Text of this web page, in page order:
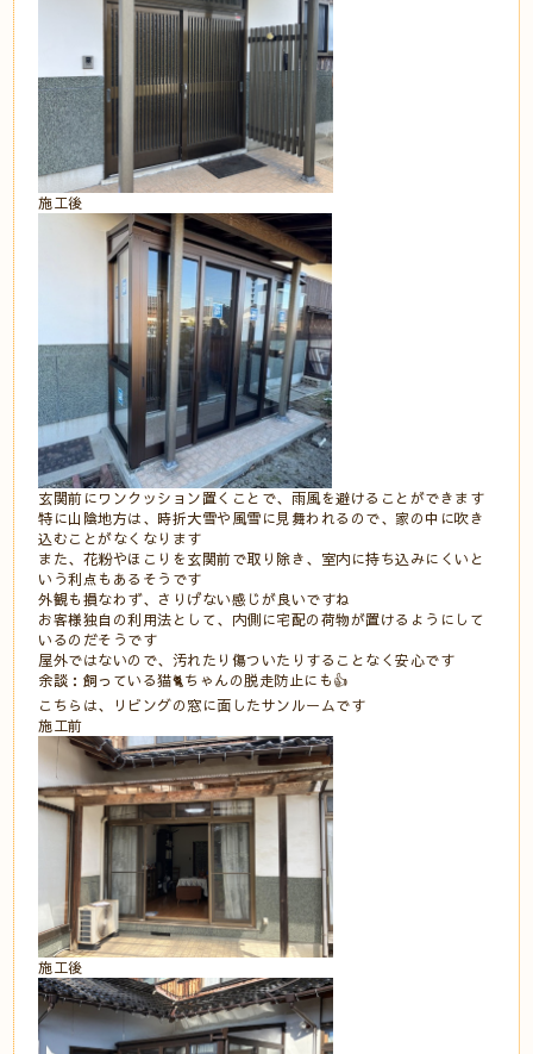
施工後
玄関前にワンクッション置くことで、雨風を避けることができます
特に山陰地方は、時折大雪や風雪に見舞われるので、家の中に吹き
込むことがなくなります
また、花粉やほこりを玄関前で取り除き、室内に持ち込みにくいと
いう利点もあるそうです
外観も損なわず、さりげない感じが良いですね
お客様独自の利用法として、内側に宅配の荷物が置けるようにして
いるのだそうです
屋外ではないので、汚れたり傷ついたりすることなく安心です
余談：飼っている猫🐈ちゃんの脱走防止にも👍
こちらは、リビングの窓に面したサンルームです
施工前
施工後